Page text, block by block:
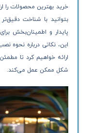
خرید بهترین محصولات
بتوانید با شناخت دقیق‌تر
پایدار و اطمینان‌بخش
این، نکاتی درباره نحوه
ارائه خواهیم کرد تا
شکل ممکن عمل می‌کند.